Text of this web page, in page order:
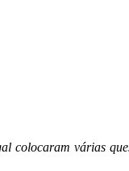
colocaram várias